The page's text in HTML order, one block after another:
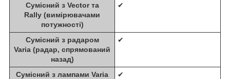
Сумісний з Vector та
Rally (вимірювачами
потужності)
✔
Сумісний з радаром
Varia (радар, спрямований
назад)
✔
Сумісний з лампами Varia
✔